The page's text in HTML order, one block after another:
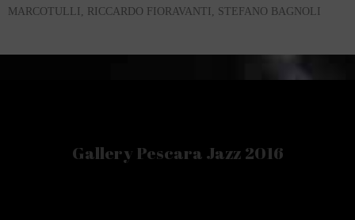
MARCOTULLI, RICCARDO FIORAVANTI, STEFANO BAGNOLI
Gallery Pescara Jazz 2016